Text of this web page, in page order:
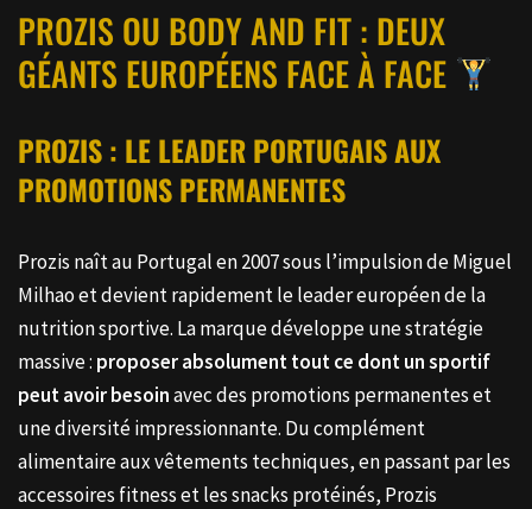
PROZIS OU BODY AND FIT : DEUX
GÉANTS EUROPÉENS FACE À FACE
PROZIS : LE LEADER PORTUGAIS AUX
PROMOTIONS PERMANENTES
Prozis naît au Portugal en 2007 sous l’impulsion de Miguel
Milhao et devient rapidement le leader européen de la
nutrition sportive. La marque développe une stratégie
massive : proposer absolument tout ce dont un sportif
peut avoir besoinavec des promotions permanentes et
une diversité impressionnante. Du complément
alimentaire aux vêtements techniques, en passant par les
accessoires fitness et les snacks protéinés, Prozis